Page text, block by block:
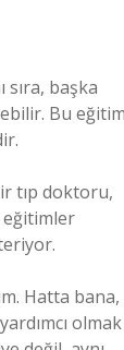
sıra, başka
Bu
tıp doktoru,
eğitimler
Hatta bana,
olmak